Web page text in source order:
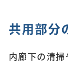
共用部分
内廊下の清